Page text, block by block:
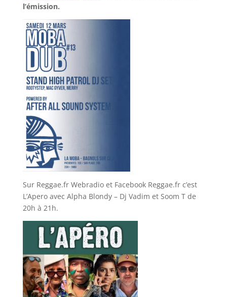
l’émission.
Sur Reggae.fr Webradio et Facebook Reggae.fr c’est
L’Apero avec Alpha Blondy – Dj Vadim et Soom T de
20h à 21h.